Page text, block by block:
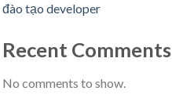
đào tạo developer
Recent Comments
No comments to show.